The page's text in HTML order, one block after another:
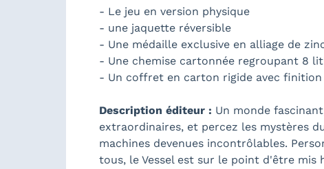
- Le jeu en version physique
- une jaquette réversible
- Une médaille exclusive en alliage de
- Une chemise cartonnée regroupant 8
- Un coffret en carton rigide avec
Description éditeur : Un monde
extraordinaires, et percez les mystères
machines devenues incontrôlables.
tous, le Vessel est sur le point d'être mis